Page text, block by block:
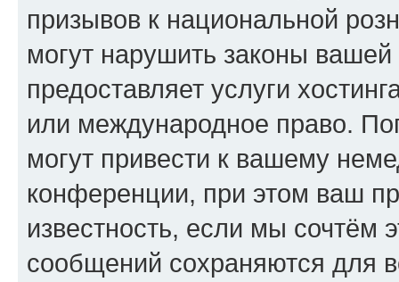
призывов к национальной
могут нарушить законы
предоставляет услуги
или международное право.
могут привести к вашему
конференции, при этом ваш
известность, если мы сочтём
сообщений сохраняются для